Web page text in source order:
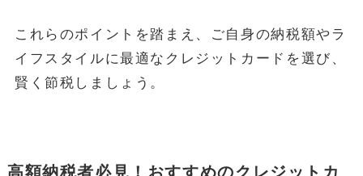
これらのポイントを踏まえ、ご自身の納税額やラ
イフスタイルに最適なクレジットカードを選び、
賢く節税しましょう。
高額納税者必見！おすすめのクレジットカ